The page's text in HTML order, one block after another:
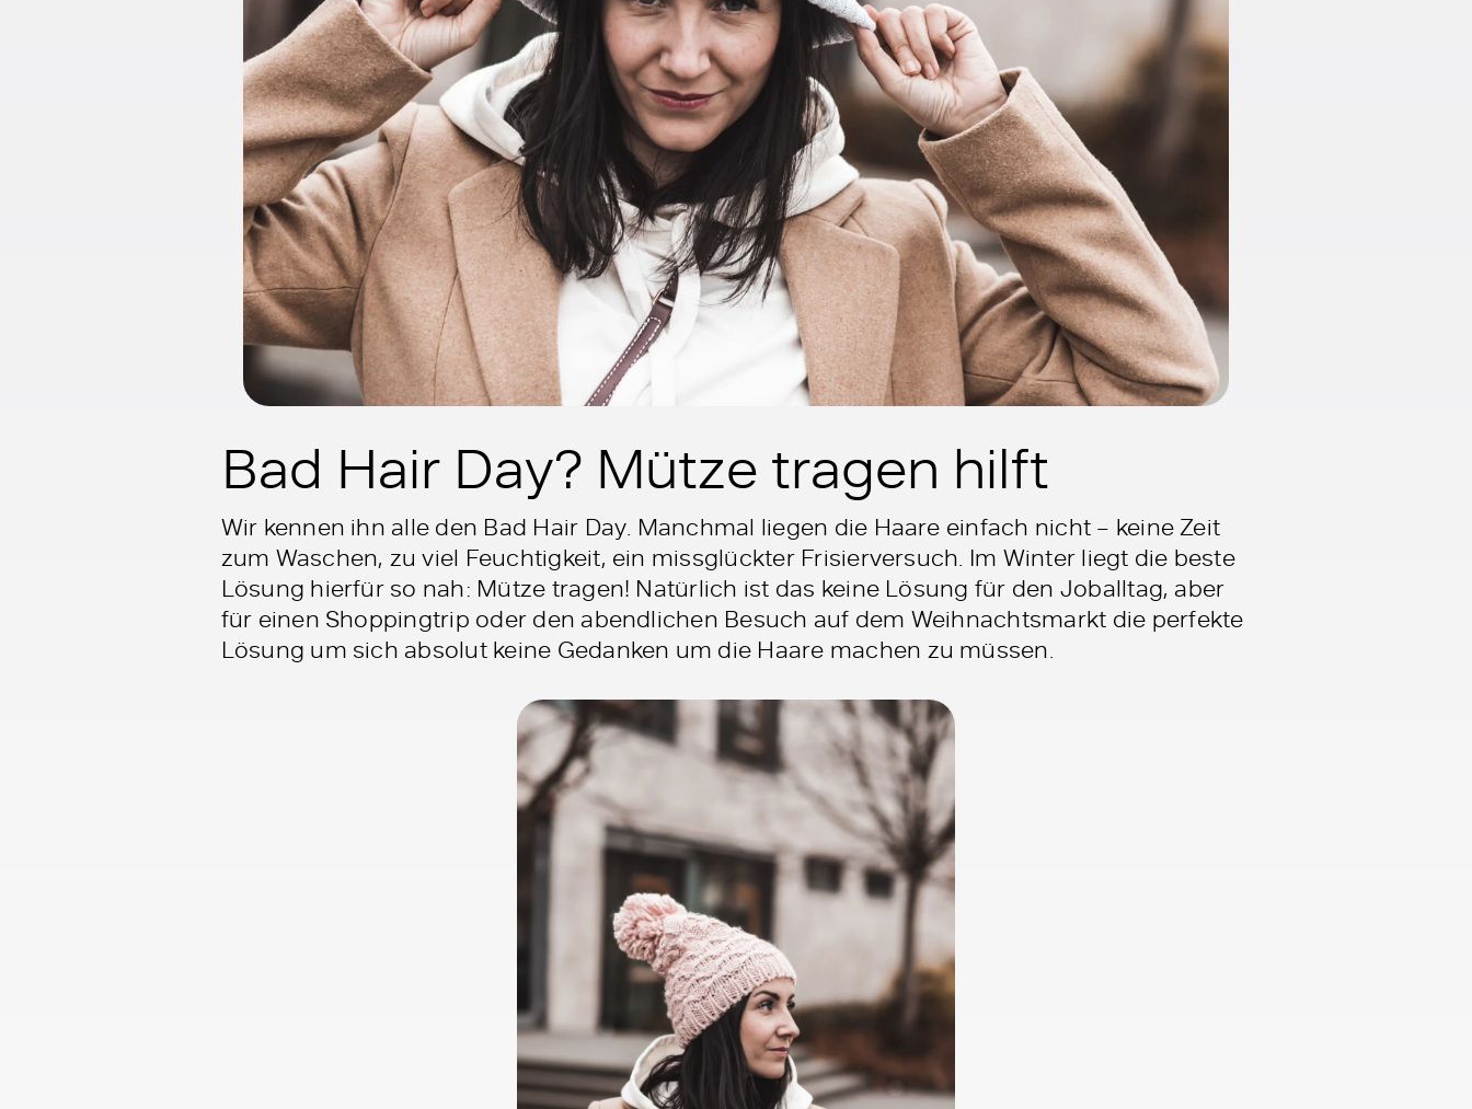
Bad Hair Day? Mütze tragen hilft
Wir kennen ihn alle den Bad Hair Day. Manchmal liegen die Haare einfach nicht – keine Zeit
zum Waschen, zu viel Feuchtigkeit, ein missglückter Frisierversuch. Im Winter liegt die beste
Lösung hierfür so nah: Mütze tragen! Natürlich ist das keine Lösung für den Joballtag, aber
für einen Shoppingtrip oder den abendlichen Besuch auf dem Weihnachtsmarkt die perfekte
Lösung um sich absolut keine Gedanken um die Haare machen zu müssen.